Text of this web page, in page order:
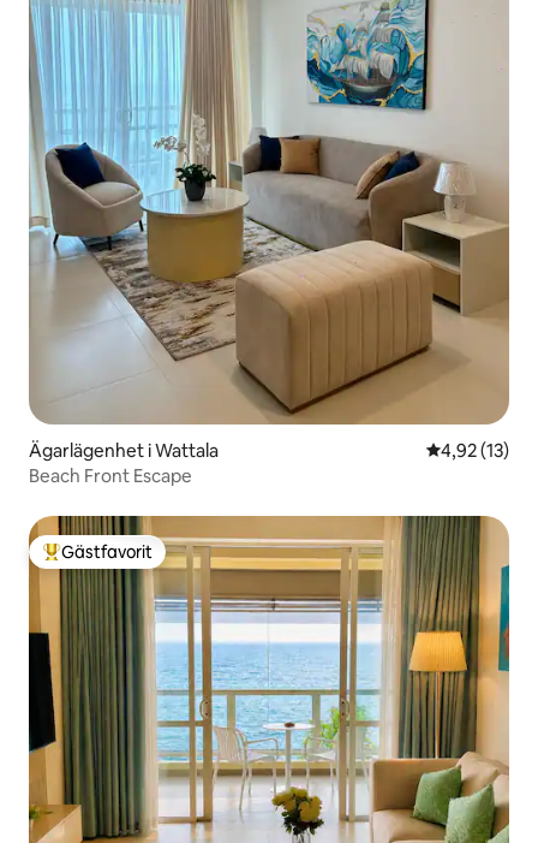
Ägarlägenhet i Wattala 4,92 av 5 i
4,92 (13)
Beach Front Escape
Populär gästfavorit
Gästfavorit